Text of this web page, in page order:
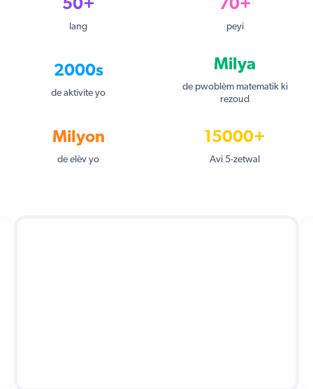
50+
lang
70+
peyi
2000s
de aktivite yo
Milya
de pwoblèm matematik ki
rezoud
Milyon
de elèv yo
15000+
Avi 5-zetwal